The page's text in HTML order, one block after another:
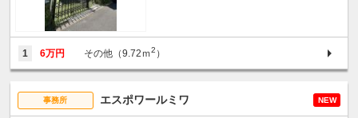
1 6万円 その他（9.72ｍ2 ）
事務所 エスポワールミワ NEW